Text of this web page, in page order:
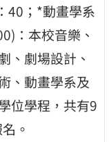
40；*動畫學系
：本校音樂、
、劇場設計、
、動畫學系及
位學程，共有9
。